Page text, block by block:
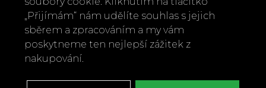
Vánoční dárkové krabice/boxy, zlaté a
černé variace
od 80 Kč
„Přijímám“ nám udělíte souhlas s jejich
sběrem a zpracováním a my vám
poskytneme ten nejlepší zážitek z
nakupování.